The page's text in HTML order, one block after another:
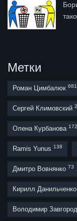
Метки
Роман Цимбалюк 681
Сергей Климовский
Олена Курбанова 172
Ramis Yunus 138
Дмитро Вовнянко 73
Кирилл Данильченко
Володимир